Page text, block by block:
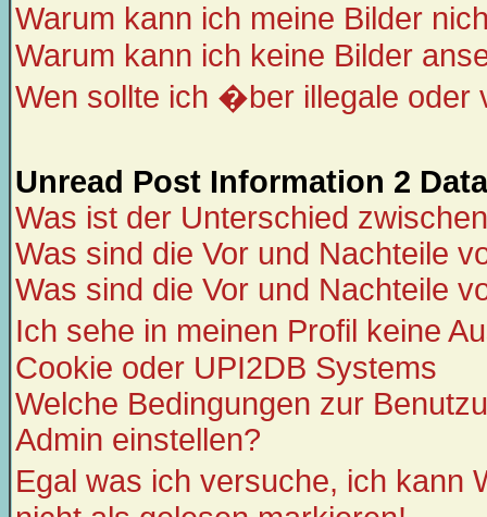
Warum kann ich meine Bilder
Warum kann ich keine Bilder
Wen sollte ich �ber illegale oder
Unread Post Information 2
Was ist der Unterschied
Was sind die Vor und Nachteile
Was sind die Vor und Nachteile
Ich sehe in meinen Profil keine
Cookie oder UPI2DB Systems
Welche Bedingungen zur
Admin einstellen?
Egal was ich versuche, ich kann